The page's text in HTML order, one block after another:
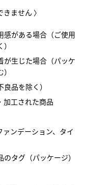
ません 〉
感がある場合（ご使用
が生じた場合（パッケ
品を除く）
加工された商品
ンデーション、タイ
タグ（パッケージ）